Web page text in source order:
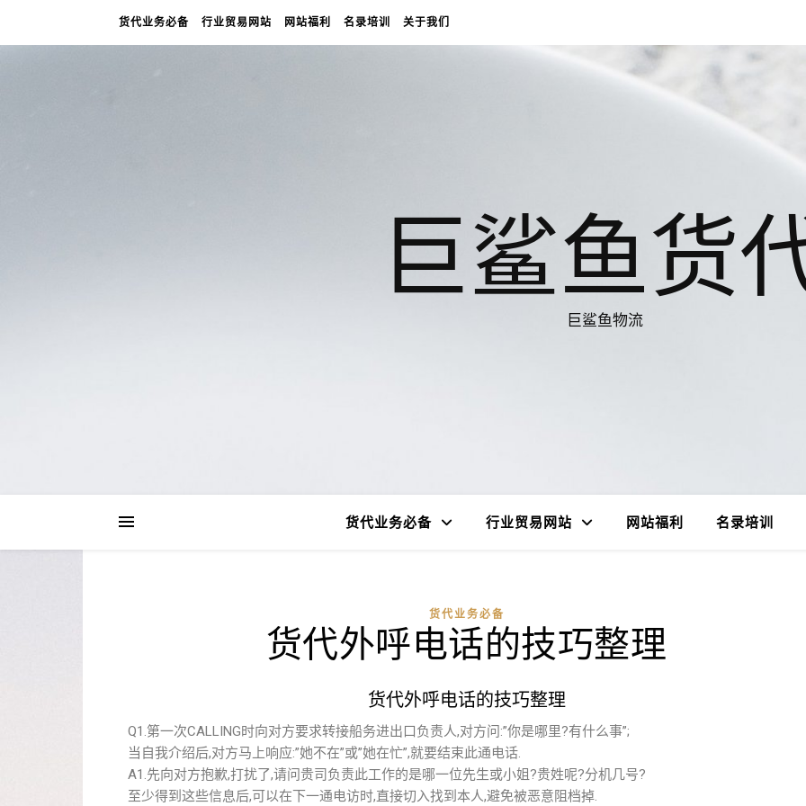
货代业务必备 行业贸易网站 网站福利 名录培训 关于我们
巨鲨鱼货
巨鲨鱼物流
货代业务必备 行业贸易网站 网站福利 名录培训
货代业务必备
货代外呼电话的技巧整理
货代外呼电话的技巧整理
Q1.第一次CALLING时向对方要求转接船务进出口负责人,对方问:”你是哪里?有什么事”;
当自我介绍后,对方马上响应:”她不在”或”她在忙”,就要结束此通电话.
A1.先向对方抱歉,打扰了,请问贵司负责此工作的是哪一位先生或小姐?贵姓呢?分机几号?
至少得到这些信息后,可以在下一通电访时,直接切入找到本人,避免被恶意阻档掉.